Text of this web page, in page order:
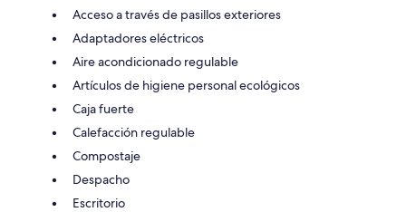
Acceso a través de pasillos exteriores
Adaptadores eléctricos
Aire acondicionado regulable
Artículos de higiene personal ecológicos
Caja fuerte
Calefacción regulable
Compostaje
Despacho
Escritorio